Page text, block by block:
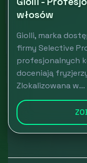
włosów
Giolli, marka
firmy Selective
profesjonalnych
doceniają
Zlokalizowana w...